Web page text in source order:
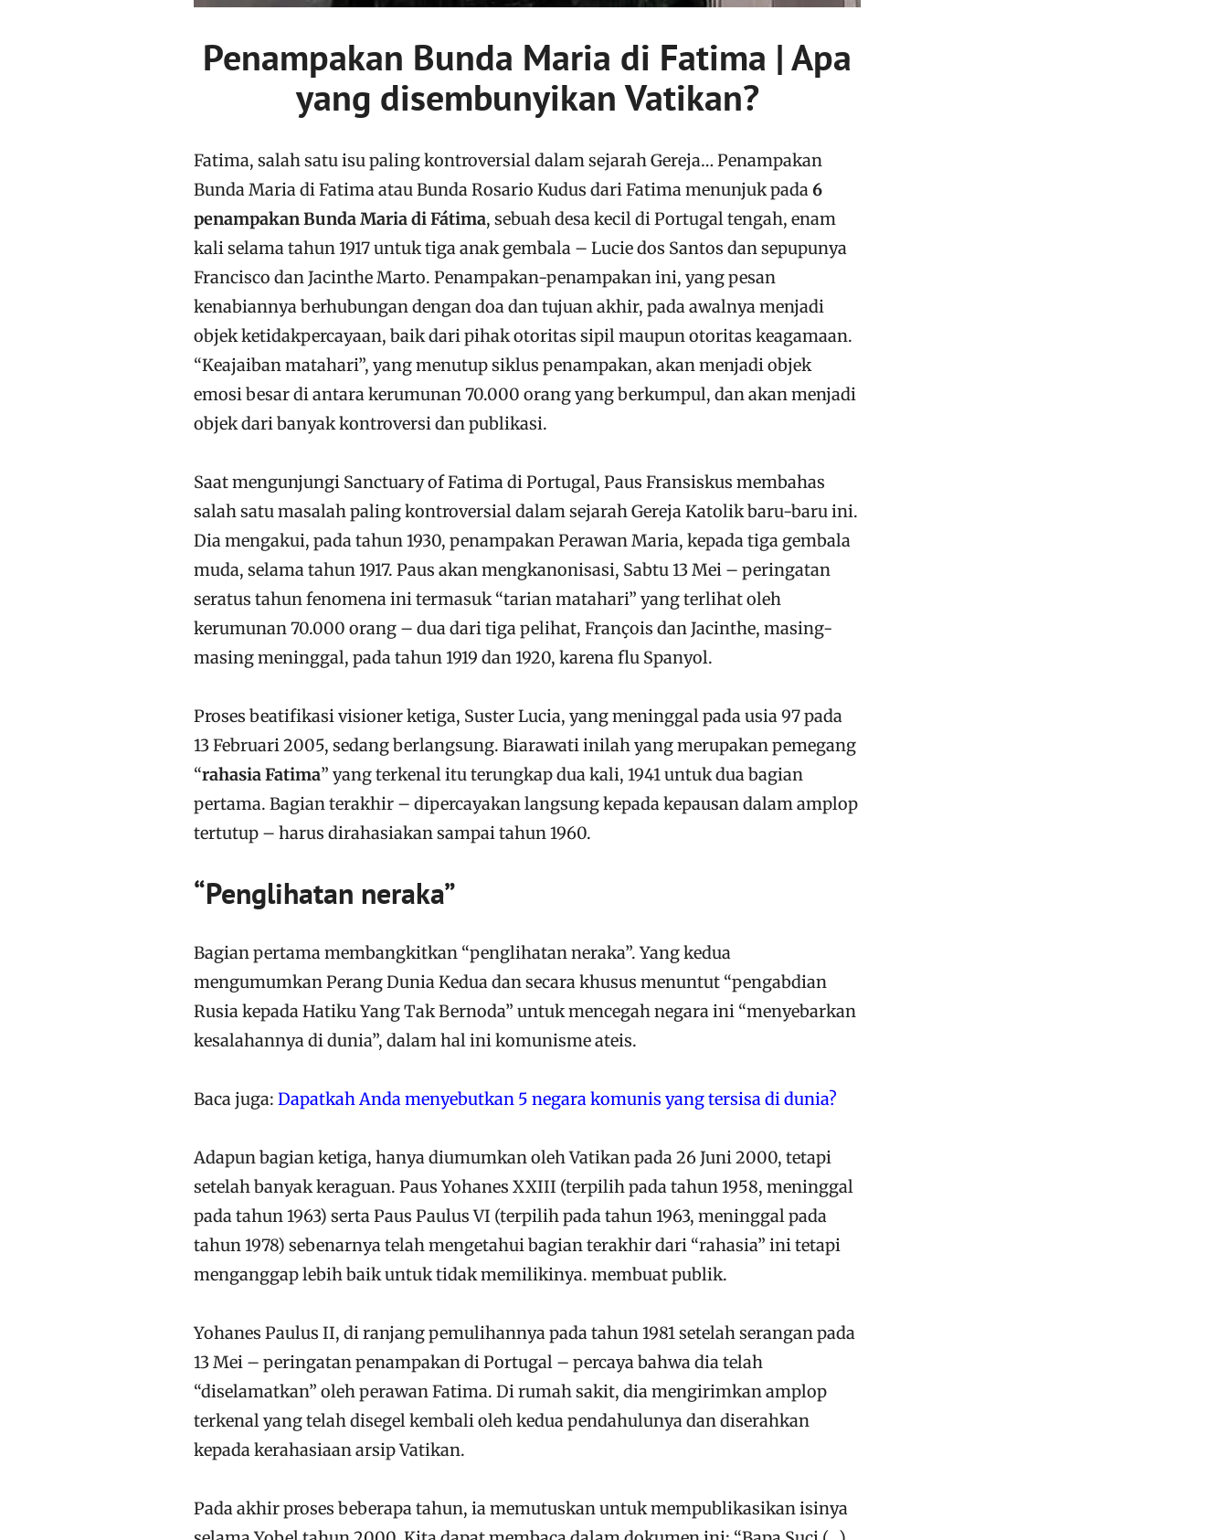
Penampakan Bunda Maria di Fatima | Apa
yang disembunyikan Vatikan?
Fatima, salah satu isu paling kontroversial dalam sejarah Gereja… Penampakan
Bunda Maria di Fatima atau Bunda Rosario Kudus dari Fatima menunjuk pada6
penampakan Bunda Maria di Fátima, sebuah desa kecil di Portugal tengah, enam
kali selama tahun 1917 untuk tiga anak gembala – Lucie dos Santos dan sepupunya
Francisco dan Jacinthe Marto. Penampakan-penampakan ini, yang pesan
kenabiannya berhubungan dengan doa dan tujuan akhir, pada awalnya menjadi
objek ketidakpercayaan, baik dari pihak otoritas sipil maupun otoritas keagamaan.
“Keajaiban matahari”, yang menutup siklus penampakan, akan menjadi objek
emosi besar di antara kerumunan 70.000 orang yang berkumpul, dan akan menjadi
objek dari banyak kontroversi dan publikasi.
Saat mengunjungi Sanctuary of Fatima di Portugal, Paus Fransiskus membahas
salah satu masalah paling kontroversial dalam sejarah Gereja Katolik baru-baru ini.
Dia mengakui, pada tahun 1930, penampakan Perawan Maria, kepada tiga gembala
muda, selama tahun 1917. Paus akan mengkanonisasi, Sabtu 13 Mei – peringatan
seratus tahun fenomena ini termasuk “tarian matahari” yang terlihat oleh
kerumunan 70.000 orang – dua dari tiga pelihat, François dan Jacinthe, masing-
masing meninggal, pada tahun 1919 dan 1920, karena flu Spanyol.
Proses beatifikasi visioner ketiga, Suster Lucia, yang meninggal pada usia 97 pada
13 Februari 2005, sedang berlangsung. Biarawati inilah yang merupakan pemegang
“rahasia Fatima” yang terkenal itu terungkap dua kali, 1941 untuk dua bagian
pertama. Bagian terakhir – dipercayakan langsung kepada kepausan dalam amplop
tertutup – harus dirahasiakan sampai tahun 1960.
“Penglihatan neraka”
Bagian pertama membangkitkan “penglihatan neraka”. Yang kedua
mengumumkan Perang Dunia Kedua dan secara khusus menuntut “pengabdian
Rusia kepada Hatiku Yang Tak Bernoda” untuk mencegah negara ini “menyebarkan
kesalahannya di dunia”, dalam hal ini komunisme ateis.
Baca juga: Dapatkah Anda menyebutkan 5 negara komunis yang tersisa di dunia?
Adapun bagian ketiga, hanya diumumkan oleh Vatikan pada 26 Juni 2000, tetapi
setelah banyak keraguan. Paus Yohanes XXIII (terpilih pada tahun 1958, meninggal
pada tahun 1963) serta Paus Paulus VI (terpilih pada tahun 1963, meninggal pada
tahun 1978) sebenarnya telah mengetahui bagian terakhir dari “rahasia” ini tetapi
menganggap lebih baik untuk tidak memilikinya. membuat publik.
Yohanes Paulus II, di ranjang pemulihannya pada tahun 1981 setelah serangan pada
13 Mei – peringatan penampakan di Portugal – percaya bahwa dia telah
“diselamatkan” oleh perawan Fatima. Di rumah sakit, dia mengirimkan amplop
terkenal yang telah disegel kembali oleh kedua pendahulunya dan diserahkan
kepada kerahasiaan arsip Vatikan.
Pada akhir proses beberapa tahun, ia memutuskan untuk mempublikasikan isinya